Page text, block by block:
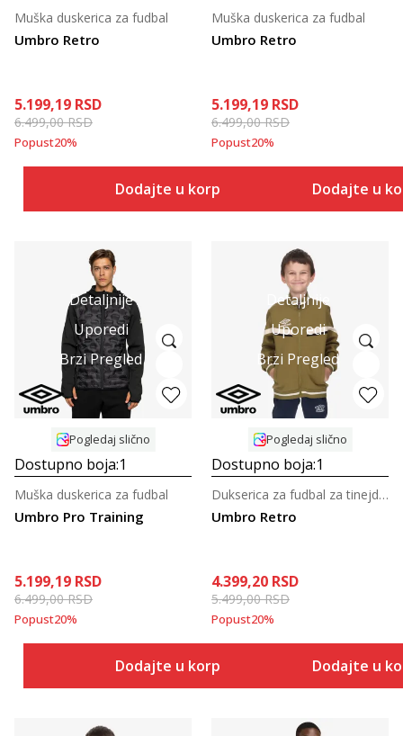
Umbro Retro
Muška duskerica za fudbal
5.199,19 RSD
6.499,00RSD
Popust20%
Dodajte u korpu
Umbro Retro
Muška duskerica za fudbal
5.199,19 RSD
6.499,00RSD
Popust20%
Dodajte u
Detaljnije
Uporedi
Brzi Pregled
Pogledaj slično
Dostupno boja:1
Umbro Pro Training
Muška duskerica za fudbal
5.199,19 RSD
6.499,00RSD
Popust20%
Dodajte u korpu
Detaljnije
Uporedi
Brzi Pregled
Pogledaj slično
Dostupno boja:1
Umbro Retro
Dukserica za fudbal za tinejdžere
4.399,20 RSD
5.499,00RSD
Popust20%
Dodajte u